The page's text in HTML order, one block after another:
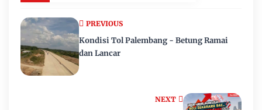
NEXT
PREVIOUS
Kondisi Tol Palembang - Betung Ramai
dan Lancar